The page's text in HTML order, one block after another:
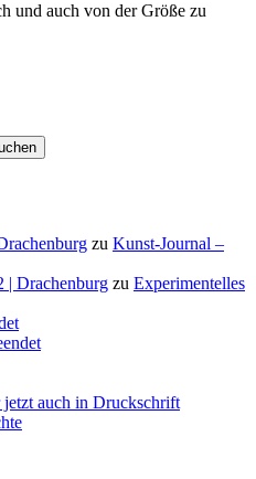
und auch von der Größe zu
zu Kunst-Journal –
| Drachenburg zu Experimentelles
jetzt auch in Druckschrift